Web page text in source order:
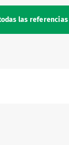
las referencias